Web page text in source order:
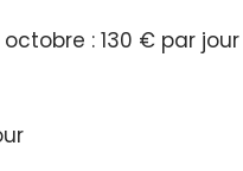
: 130 € par jour